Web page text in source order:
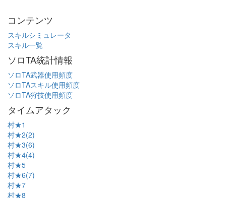
コンテンツ
スキルシミュレータ
スキル一覧
ソロTA統計情報
ソロTA武器使用頻度
ソロTAスキル使用頻度
ソロTA狩技使用頻度
タイムアタック
村★1
村★2(2)
村★3(6)
村★4(4)
村★5
村★6(7)
村★7
村★8